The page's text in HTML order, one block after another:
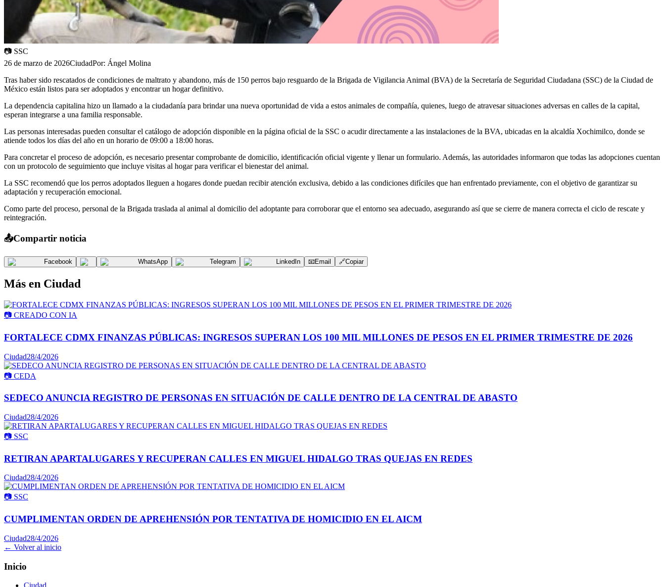
📷 SSC
26 de marzo de 2026CiudadPor: Ángel Molina
Tras haber sido rescatados de condiciones de maltrato y abandono, más de 150 perros bajo resguardo de la Brigada de Vigilancia Animal (BVA) de la Secretaría de Seguridad Ciudadana (SSC) de la Ciudad de
México están listos para ser adoptados y encontrar un hogar definitivo.
La dependencia capitalina hizo un llamado a la ciudadanía para brindar una nueva oportunidad de vida a estos animales de compañía, quienes, luego de atravesar situaciones adversas en calles de la capital,
esperan integrarse a una familia responsable.
Las personas interesadas pueden consultar el catálogo de adopción disponible en la página oficial de la SSC o acudir directamente a las instalaciones de la BVA, ubicadas en la alcaldía Xochimilco, donde se
atiende todos los días del año en un horario de 09:00 a 18:00 horas.
Para concretar el proceso de adopción, es necesario presentar comprobante de domicilio, identificación oficial vigente y llenar un formulario. Además, las autoridades informaron que todas las adopciones cuentan
con un protocolo de seguimiento que incluye visitas al hogar para verificar el bienestar del animal.
La SSC recomendó que los perros adoptados lleguen a hogares donde puedan recibir atención exclusiva, debido a las condiciones difíciles que han enfrentado previamente, con el objetivo de garantizar su
adaptación y recuperación emocional.
Como parte del proceso, personal de la Brigada traslada al animal al domicilio del adoptante para corroborar que el entorno sea adecuado, asegurando así que se cierre de manera correcta el ciclo de rescate y
reintegración.
📤Compartir noticia
Facebook WhatsApp Telegram LinkedIn 📧Email 🔗Copiar
Más en Ciudad
📷 CREADO CON IA
FORTALECE CDMX FINANZAS PÚBLICAS: INGRESOS SUPERAN LOS 100 MIL MILLONES DE PESOS EN EL PRIMER TRIMESTRE DE 2026
Ciudad28/4/2026
📷 CEDA
SEDECO ANUNCIA REGISTRO DE PERSONAS EN SITUACIÓN DE CALLE DENTRO DE LA CENTRAL DE ABASTO
Ciudad28/4/2026
📷 SSC
RETIRAN APARTALUGARES Y RECUPERAN CALLES EN MIGUEL HIDALGO TRAS QUEJAS EN REDES
Ciudad28/4/2026
📷 SSC
CUMPLIMENTAN ORDEN DE APREHENSIÓN POR TENTATIVA DE HOMICIDIO EN EL AICM
Ciudad28/4/2026
← Volver al inicio
Inicio